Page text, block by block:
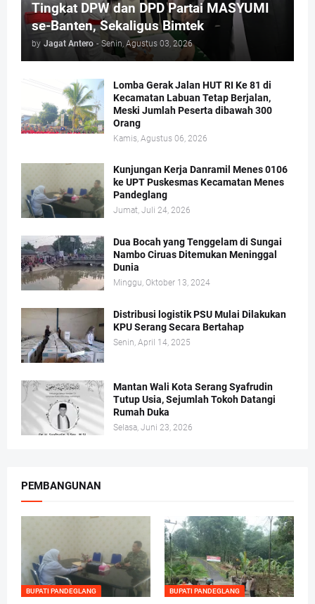
Tingkat DPW dan DPD Partai MASYUMI
se-Banten, Sekaligus Bimtek
by Jagat Antero - Senin, Agustus 03, 2026
Lomba Gerak Jalan HUT RI Ke 81 di
Kecamatan Labuan Tetap Berjalan,
Meski Jumlah Peserta dibawah 300
Orang
Kamis, Agustus 06, 2026
Kunjungan Kerja Danramil Menes 0106
ke UPT Puskesmas Kecamatan Menes
Pandeglang
Jumat, Juli 24, 2026
Dua Bocah yang Tenggelam di Sungai
Nambo Ciruas Ditemukan Meninggal
Dunia
Minggu, Oktober 13, 2024
Distribusi logistik PSU Mulai Dilakukan
KPU Serang Secara Bertahap
Senin, April 14, 2025
Mantan Wali Kota Serang Syafrudin
Tutup Usia, Sejumlah Tokoh Datangi
Rumah Duka
Selasa, Juni 23, 2026
PEMBANGUNAN
BUPATI PANDEGLANG BUPATI PANDEGLANG